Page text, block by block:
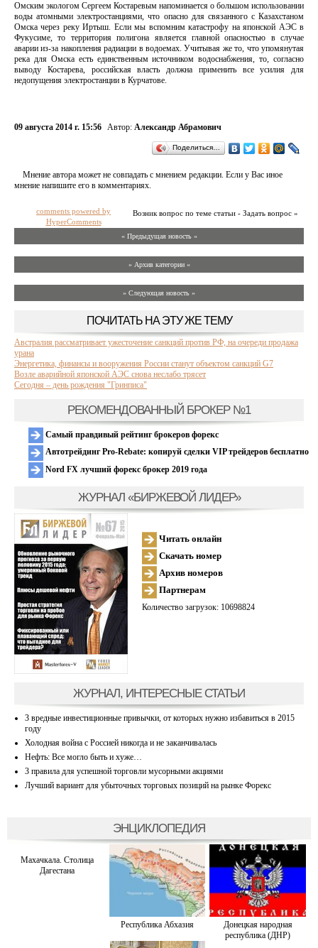
Омским экологом Сергеем Костаревым напоминается о большом использовании
воды атомными электростанциями, что опасно для связанного с Казахстаном
Омска через реку Иртыш. Если мы вспомним катастрофу на японской АЭС в
Фукусиме, то территория полигона является главной опасностью в случае
аварии из-за накопления радиации в водоемах. Учитывая же то, что упомянутая
река для Омска есть единственным источником водоснабжения, то, согласно
выводу Костарева, российская власть должна применить все усилия для
недопущения электростанции в Курчатове.
09 августа 2014 г. 15:56 Автор: Александр Абрамович
Поделиться…
Мнение автора может не совпадать с мнением редакции. Если у Вас иное
мнение напишите его в комментариях.
Возник вопрос по теме статьи - Задать вопрос »
comments powered by
HyperComments
« Предыдущая новость «
» Архив категории «
» Следующая новость »
ПОЧИТАТЬ НА ЭТУ ЖЕ ТЕМУ
Австралия рассматривает ужесточение санкций против РФ, на очереди продажа
урана
Энергетика, финансы и вооружения России станут объектом санкций G7
Возле аварийной японской АЭС снова неслабо трясет
Сегодня – день рождения "Гринписа"
РЕКОМЕНДОВАННЫЙ БРОКЕР №1
Самый правдивый рейтинг брокеров форекс
Автотрейдинг Pro-Rebate: копируй сделки VIP трейдеров бесплатно
Nord FX лучший форекс брокер 2019 года
ЖУРНАЛ «БИРЖЕВОЙ ЛИДЕР»
Читать онлайн
Скачать номер
Архив номеров
Партнерам
Количество загрузок: 10698824
ЖУРНАЛ, ИНТЕРЕСНЫЕ СТАТЬИ
3 вредные инвестиционные привычки, от которых нужно избавиться в 2015
году
Холодная война с Россией никогда и не заканчивалась
Нефть: Все могло быть и хуже…
3 правила для успешной торговли мусорными акциями
Лучший вариант для убыточных торговых позиций на рынке Форекс
ЭНЦИКЛОПЕДИЯ
Махачкала. Столица
Дагестана
Республика Абхазия
Донецкая народная
республика (ДНР)